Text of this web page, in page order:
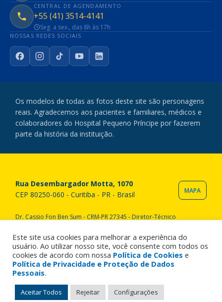
CENTRAL DE AGENDAMENTO
+55 (41) 3514-4141
Seg. a sex., das 8h às 17h
NOSSAS REDES SOCIAIS
FacebookInstagram
TikTokYouTubeLinkedIn
Os modelos de todas as fotos deste site são personagens
reais. Agradecemos aos pacientes e familiares, médicos e
colaboradores do Hospital Pequeno Príncipe por fazerem
parte da história da instituição.
Rua Desembargador Motta, 1070
CEP 80250-060 - Curitiba - PR - Brasil
MAPA
Dr. Cassio Fon Ben Sum - CRM-PR 27345 - Diretor-Técnico
reservados. All rights reserved.
Este site usa cookies para melhorar a experiência do
usuário. Ao utilizar nosso site, você consente com todos os
cookies de acordo com nossa Política de Cookies e
Política de Privacidade e Proteção de Dados
Pessoais.
Aceitar Todos Rejeitar Configurações